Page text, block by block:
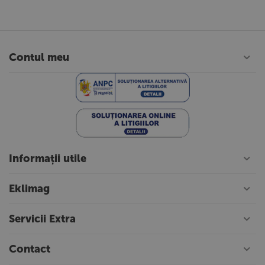
Contul meu
Informații utile
Eklimag
Servicii Extra
Contact